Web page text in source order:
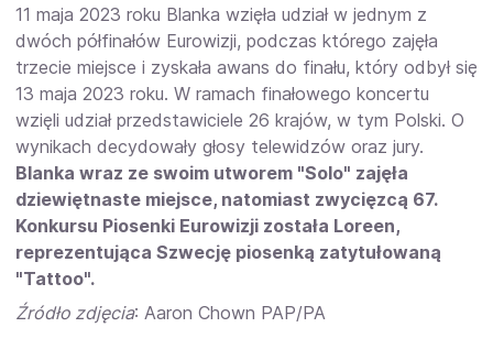
11 maja 2023 roku Blanka wzięła udział w jednym z
dwóch półfinałów Eurowizji, podczas którego zajęła
trzecie miejsce i zyskała awans do finału, który odbył się
13 maja 2023 roku. W ramach finałowego koncertu
wzięli udział przedstawiciele 26 krajów, w tym Polski. O
wynikach decydowały głosy telewidzów oraz jury.
Blanka wraz ze swoim utworem "Solo" zajęła
dziewiętnaste miejsce, natomiast zwycięzcą 67.
Konkursu Piosenki Eurowizji została Loreen,
reprezentująca Szwecję piosenką zatytułowaną
"Tattoo".
Źródło zdjęcia: Aaron Chown PAP/PA